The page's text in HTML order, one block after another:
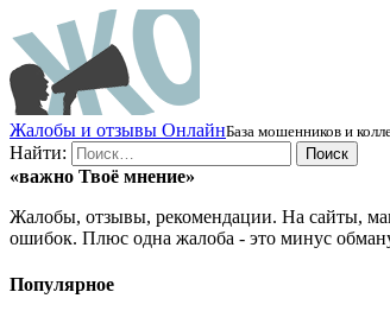
Жалобы и отзывы ОнлайнБаза мошенников и
Найти:
«важно Твоё мнение»
Жалобы, отзывы, рекомендации. На сайты,
ошибок. Плюс одна жалоба - это минус
Популярное